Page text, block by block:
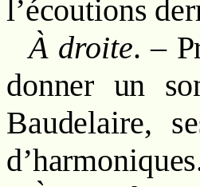
l’écoutions
À droite. –
donner un
Baudelaire,